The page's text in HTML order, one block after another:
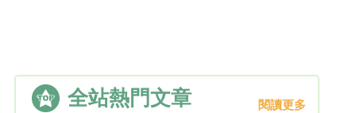
全站熱門文章 閱讀更多